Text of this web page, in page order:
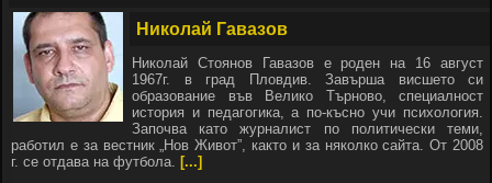
Николай Гавазов
Николай Стоянов Гавазов е роден на 16 август
1967г. в град Пловдив. Завърша висшето си
образование във Велико Търново, специалност
история и педагогика, а по-късно учи психология.
Започва като журналист по политически теми,
работил е за вестник „Нов Живот”, както и за няколко сайта. От 2008
г. се отдава на футбола. [...]